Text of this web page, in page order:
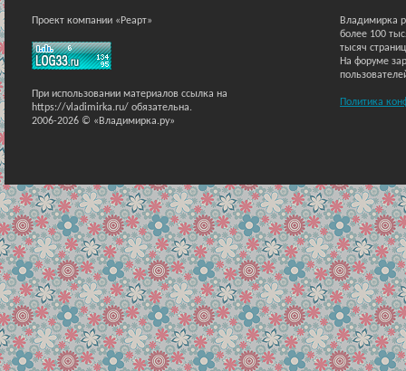
Проект компании «Реарт»
При использовании материалов ссылка на
https://vladimirka.ru/ обязательна.
2006-2026 © «Владимирка.ру»
Владимирка
более 100
тысяч
На форуме
Политика